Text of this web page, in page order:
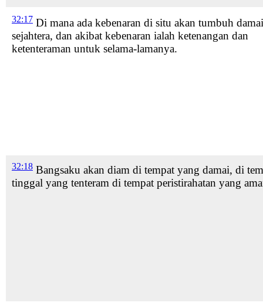
32:17 Di mana ada kebenaran di situ akan tumbuh damai
sejahtera, dan akibat kebenaran ialah ketenangan dan
ketenteraman untuk selama-lamanya.
32:18 Bangsaku akan diam di tempat yang damai, di
tinggal yang tenteram di tempat peristirahatan yang